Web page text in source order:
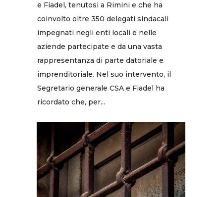
e Fiadel, tenutosi a Rimini e che ha
coinvolto oltre 350 delegati sindacali
impegnati negli enti locali e nelle
aziende partecipate e da una vasta
rappresentanza di parte datoriale e
imprenditoriale. Nel suo intervento, il
Segretario generale CSA e Fiadel ha
ricordato che, per...